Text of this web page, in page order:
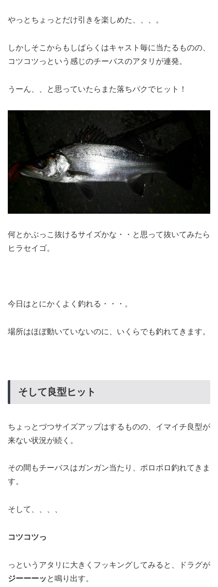
やっとちょっとだけ引きを楽しめた、、、。
しかしそこからもしばらくはキャスト毎に当たるものの、
コツコツっという感じのチーバスのアタリが連発。
うーん、、と思っていたらまた落ちパクでヒット！
何とかぶっこ抜けるサイズかな・・と思って抜いてみたら
ヒラセイゴ。
今日はとにかくよく釣れる・・・。
場所はほぼ動いていないのに、いくらでも釣れてきます。
そして良型ヒット
ちょっとづつサイズアップはするものの、イマイチ良型が
来ない状況が続く。
その間もチーバスはガンガン当たり、ポロポロ釣れてきま
す。
そして、、、、
コツコツっ
っというアタリに大きくフッキングしてみると、ドラグが
ジーーーッ と鳴り出す。